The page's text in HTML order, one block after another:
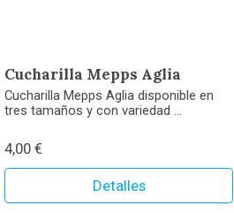
Cucharilla Mepps Aglia
Cucharilla Mepps Aglia disponible en
tres tamaños y con variedad ...
4,00 €
Detalles